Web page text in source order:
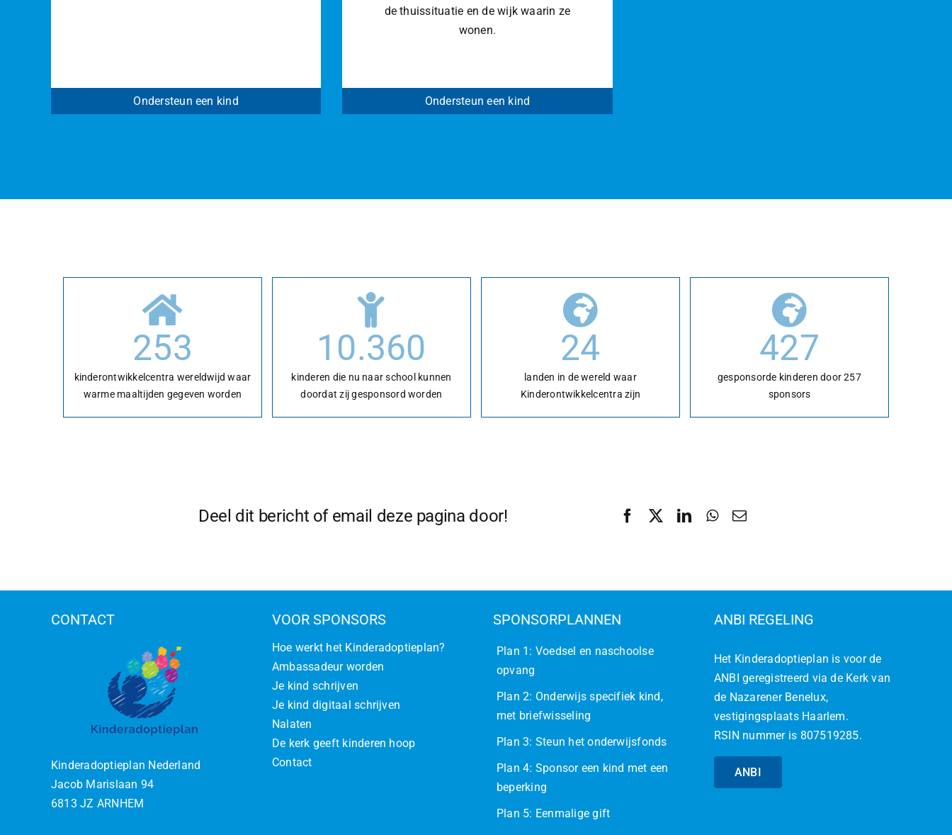
Ondersteun een kind
de thuissituatie en de wijk waarin ze
wonen.
Ondersteun een kind
253
kinderontwikkelcentra wereldwijd waar
warme maaltijden gegeven worden
10.360
kinderen die nu naar school kunnen
doordat zij gesponsord worden
24
landen in de wereld waar
Kinderontwikkelcentra zijn
427
gesponsorde kinderen door 257
sponsors
Deel dit bericht of email deze pagina door!
CONTACT
Kinderadoptieplan Nederland
Jacob Marislaan 94
6813 JZ ARNHEM
VOOR SPONSORS
Hoe werkt het Kinderadoptieplan?
Ambassadeur worden
Je kind schrijven
Je kind digitaal schrijven
Nalaten
De kerk geeft kinderen hoop
Contact
SPONSORPLANNEN
Plan 1: Voedsel en naschoolse
opvang
Plan 2: Onderwijs specifiek kind,
met briefwisseling
Plan 3: Steun het onderwijsfonds
Plan 4: Sponsor een kind met een
beperking
Plan 5: Eenmalige gift
ANBI REGELING
Het Kinderadoptieplan is voor de
ANBI geregistreerd via de Kerk van
de Nazarener Benelux,
vestigingsplaats Haarlem.
RSIN nummer is 807519285.
ANBI